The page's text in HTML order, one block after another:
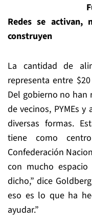
Redes se activan,
construyen
La cantidad de
representa entre
Del gobierno no han
de vecinos, PYMEs
diversas formas.
tiene como
Confederación
con mucho
dicho,” dice
eso es lo que ha
ayudar.”